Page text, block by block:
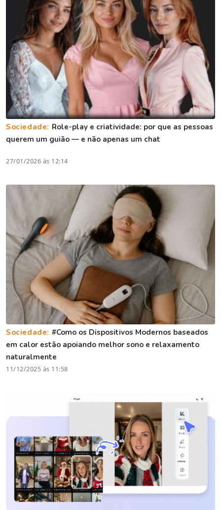
Sociedade: Role-play e criatividade: por que as pessoas
querem um guião — e não apenas um chat
27/01/2026 às 12:14
Sociedade: #Como os Dispositivos Modernos baseados
em calor estão apoiando melhor sono e relaxamento
naturalmente
11/12/2025 às 11:58